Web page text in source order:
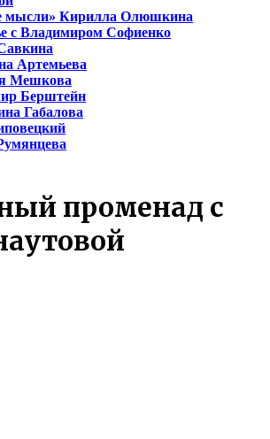
мысли» Кирилла Олюшкина
с Владимиром Софиенко
Артемьева
Мешкова
Берштейн
Габалова
променад с